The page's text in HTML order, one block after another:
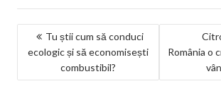
NAVIGARE
ÎN
ARTICOLE
Tu știi cum să conduci
ecologic și să economisești
combustibil?
România o